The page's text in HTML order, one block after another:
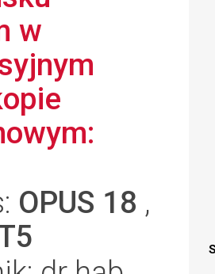
w
OPUS 18 ,